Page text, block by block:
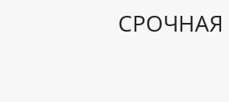
СРОЧНАЯ